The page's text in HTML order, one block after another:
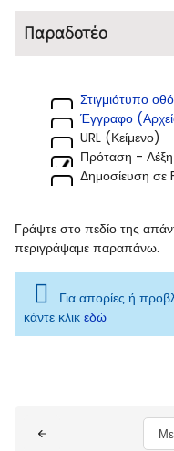
Παραδοτέο
Στιγμιότυπο
Έγγραφο
URL (Κείμενο)
Πρόταση - Λέξη
Δημοσίευση σε
Γράψτε στο πεδίο της
περιγράψαμε παραπάνω.
Για απορίες ή
κάντε κλικ εδώ